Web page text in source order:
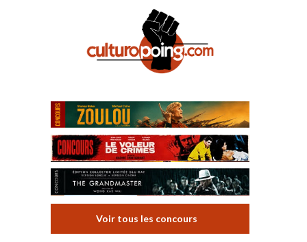
Voir tous les concours